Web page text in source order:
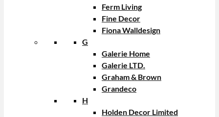
Ferm Living
Fine Decor
Fiona Walldesign
G
Galerie Home
Galerie LTD.
Graham & Brown
Grandeco
H
Holden Decor Limited